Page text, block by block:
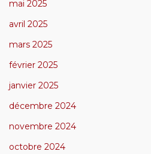
mai 2025
avril 2025
mars 2025
février 2025
janvier 2025
décembre 2024
novembre 2024
octobre 2024